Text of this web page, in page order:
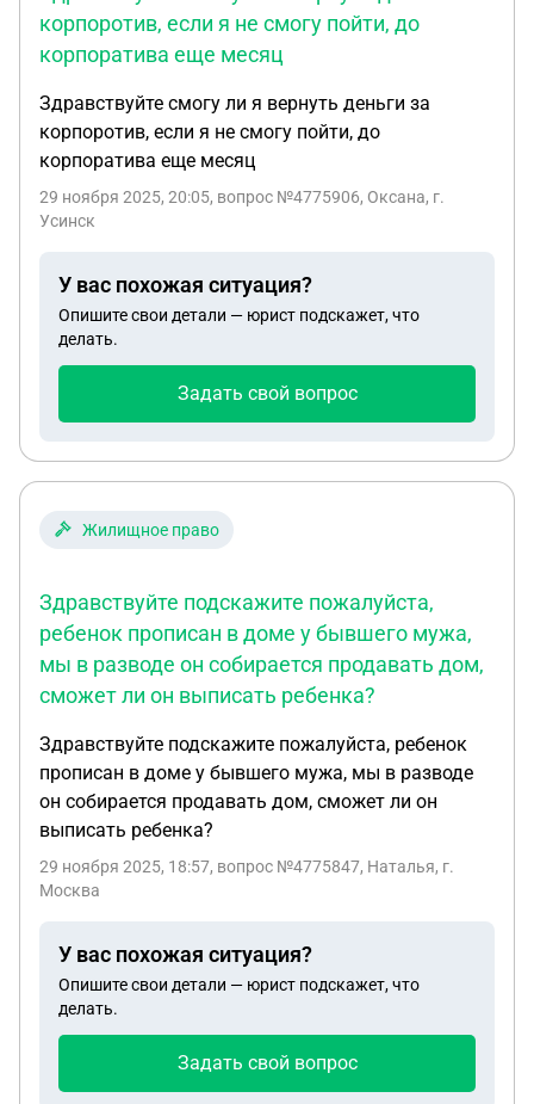
корпоротив, если я не смогу пойти, до
корпоратива еще месяц
Здравствуйте смогу ли я вернуть деньги за
корпоротив, если я не смогу пойти, до
корпоратива еще месяц
29 ноября 2025, 20:05, вопрос №4775906, Оксана, г.
Усинск
У вас похожая ситуация?
Опишите свои детали — юрист подскажет, что
делать.
Задать свой вопрос
Жилищное право
Здравствуйте подскажите пожалуйста,
ребенок прописан в доме у бывшего мужа,
мы в разводе он собирается продавать дом,
сможет ли он выписать ребенка?
Здравствуйте подскажите пожалуйста, ребенок
прописан в доме у бывшего мужа, мы в разводе
он собирается продавать дом, сможет ли он
выписать ребенка?
29 ноября 2025, 18:57, вопрос №4775847, Наталья, г.
Москва
У вас похожая ситуация?
Опишите свои детали — юрист подскажет, что
делать.
Задать свой вопрос